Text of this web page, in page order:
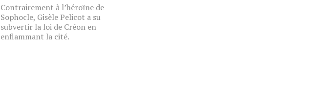
Contrairement à l’héroïne de
Sophocle, Gisèle Pelicot a su
subvertir la loi de Créon en
enflammant la cité.